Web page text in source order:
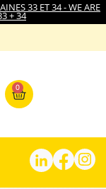
33 ET 34 - WE ARE
+ 34
0